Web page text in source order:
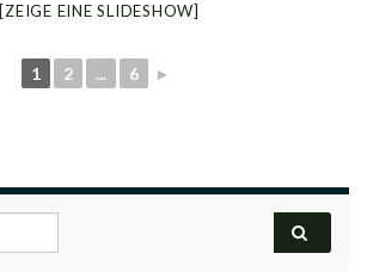
[ZEIGE EINE SLIDESHOW]
1 2 ... 6 ►